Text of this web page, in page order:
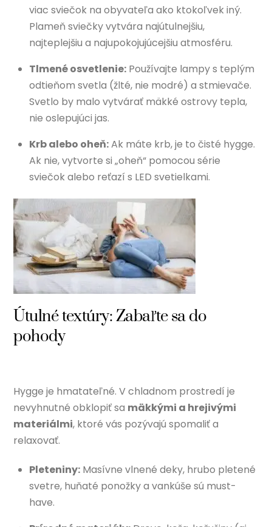
viac sviečok na obyvateľa ako ktokoľvek iný.
Plameň sviečky vytvára najútulnejšiu,
najteplejšiu a najupokojujúcejšiu atmosféru.
Tlmené osvetlenie: Používajte lampy s teplým
odtieňom svetla (žlté, nie modré) a stmievače.
Svetlo by malo vytvárať mäkké ostrovy tepla,
nie oslepujúci jas.
Krb alebo oheň:Ak máte krb, je to čisté hygge.
Ak nie, vytvorte si „oheň“ pomocou série
sviečok alebo reťazí s LED svetielkami.
Útulné textúry: Zabaľte sa do
pohody
Hygge je hmatateľné. V chladnom prostredí je
nevyhnutné obklopiť sa mäkkými a hrejivými
materiálmi, ktoré vás pozývajú spomaliť a
relaxovať.
Pleteniny: Masívne vlnené deky, hrubo pletené
svetre, huňaté ponožky a vankúše sú must-
have.